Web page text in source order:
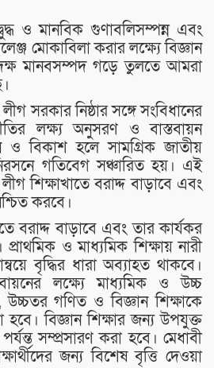
ও মানবিক গুণাবলিসম্পন্ন এবং
মোকাবিলা করার লক্ষ্যে বিজ্ঞান
দক্ষ মানবসম্পদ গড়ে তুলতে আমরা
সরকার নিষ্ঠার সঙ্গে সংবিধানের
লক্ষ্য অনুসরণ ও বাস্তবায়ন
ও বিকাশ হলে সামগ্রিক জাতীয়
গতিবেগ সঞ্চারিত হয়। এই
শিক্ষাখাতে বরাদ্দ বাড়াবে এবং
করবে।
বরাদ্দ বাড়াবে এবং তার কার্যকর
ও মাধ্যমিক শিক্ষায় নারী
বৃদ্ধির ধারা অব্যাহত থাকবে।
লক্ষ্যে মাধ্যমিক ও উচ্চ
উচ্চতর গণিত ও বিজ্ঞান শিক্ষাকে
বিজ্ঞান শিক্ষার জন্য উপযুক্ত
পর্যন্ত সম্প্রসারণ করা হবে। মেধাবী
জন্য বিশেষ বৃত্তি দেওয়া